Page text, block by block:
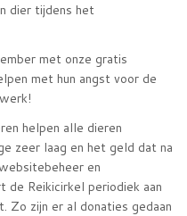
dier tijdens het
met onze gratis
met hun angst voor de
helpen alle dieren
zeer laag en het geld dat na
en
Reikicirkel periodiek aan
Zo zijn er al donaties gedaan